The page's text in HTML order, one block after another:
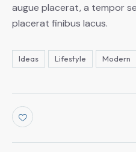
augue placerat, a tempor
placerat finibus lacus.
Ideas Lifestyle Modern